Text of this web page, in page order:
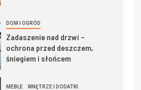
DOM I OGRÓD
Zadaszenie nad drzwi –
ochrona przed deszczem,
śniegiem i słońcem
MEBLE WNĘTRZE I DODATKI